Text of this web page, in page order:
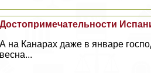
Достопримечательности
А на Канарах даже в январе
весна...